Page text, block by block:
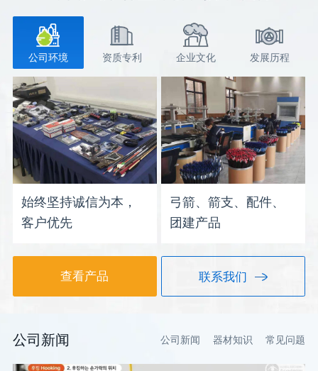
公司环境 资质专利 企业文化 发展历程
始终坚持诚信为本，
客户优先
弓箭、箭支、配件、
团建产品
查看产品 联系我们
公司新闻 公司新闻 器材知识 常见问题